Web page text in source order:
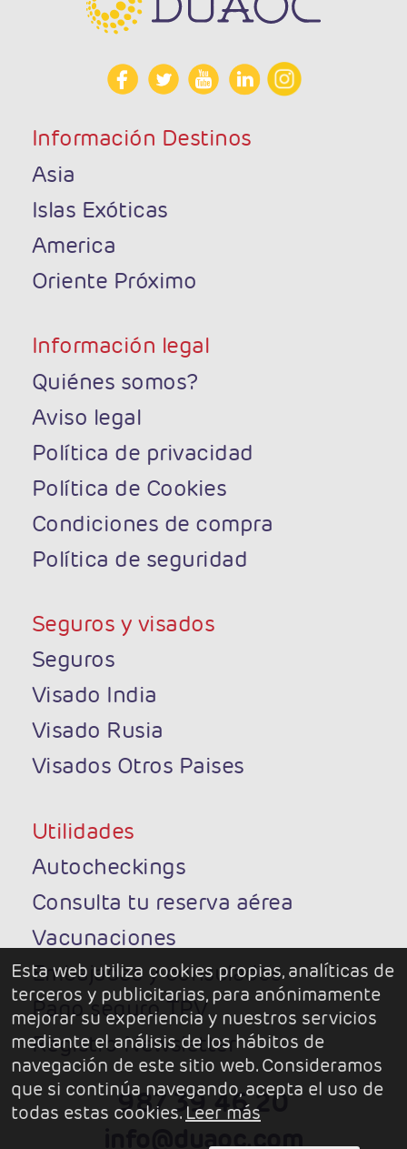
Información Destinos
Asia
Islas Exóticas
America
Oriente Próximo
Información legal
Quiénes somos?
Aviso legal
Política de privacidad
Política de Cookies
Condiciones de compra
Política de seguridad
Seguros y visados
Seguros
Visado India
Visado Rusia
Visados Otros Paises
Utilidades
Autocheckings
Consulta tu reserva aérea
Vacunaciones
Embajadas y consulados
Pago seguro TPV
Registro Newsletter
987 39 46 20
info@duaoc.com
Esta web utiliza cookies propias, analíticas de
terceros y publicitarias, para anónimamente
mejorar su experiencia y nuestros servicios
mediante el análisis de los hábitos de
navegación de este sitio web. Consideramos
que si continúa navegando, acepta el uso de
todas estas cookies. Leer más